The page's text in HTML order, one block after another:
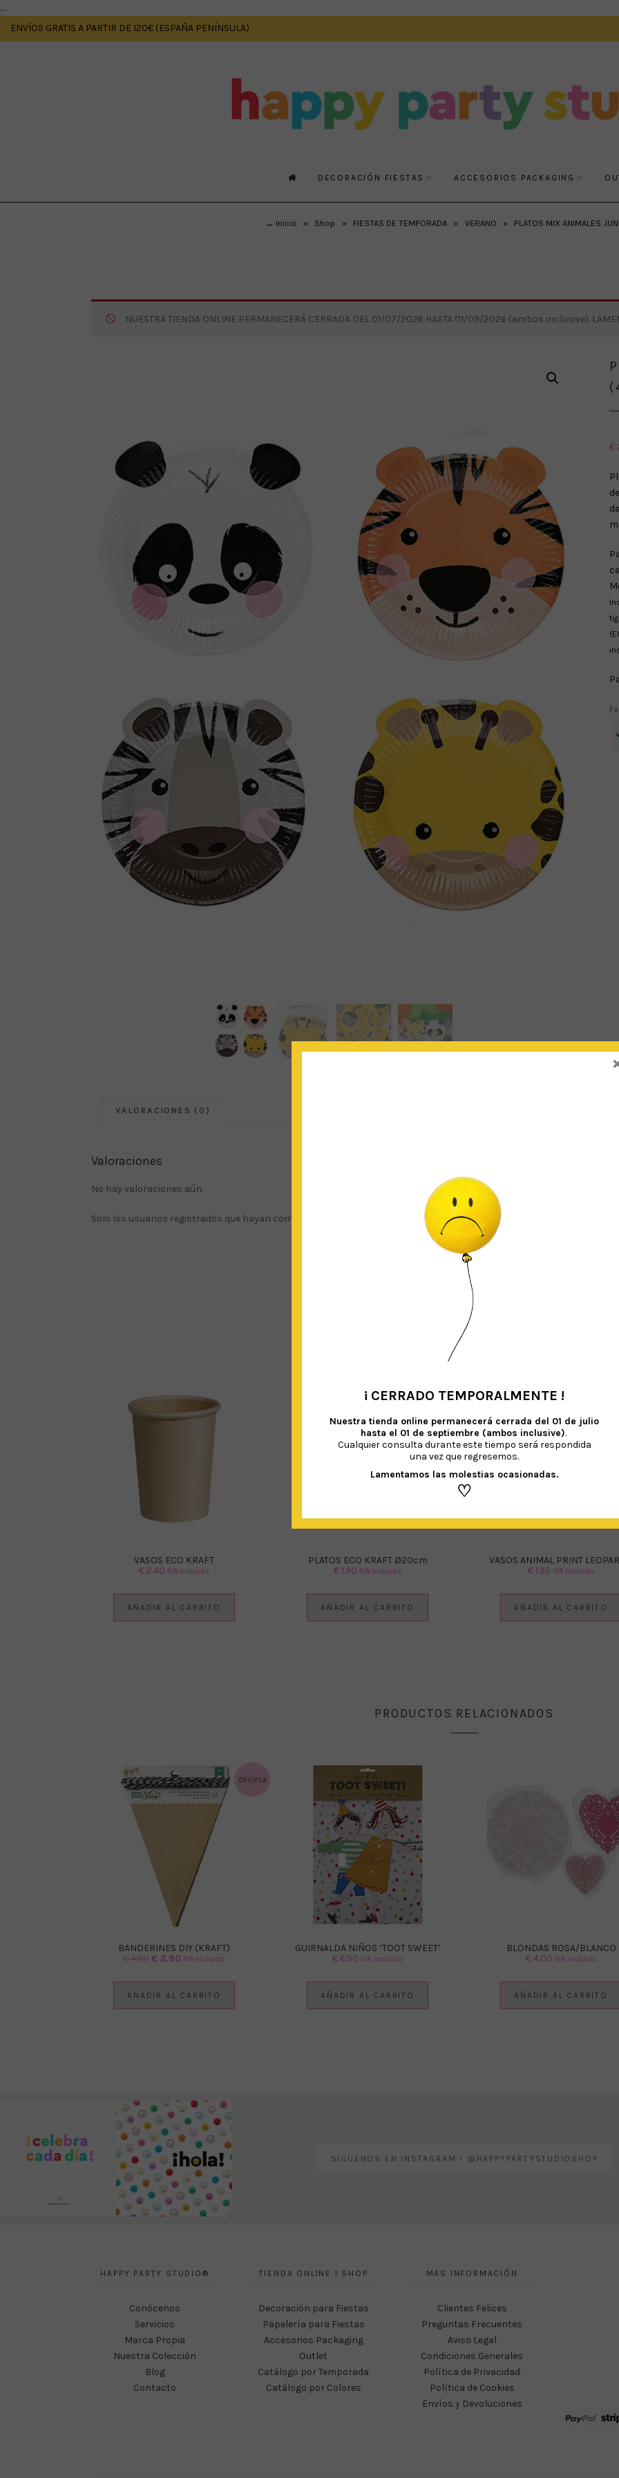
....
ENVÍOS GRATIS A PARTIR DE 120€ (ESPAÑA PENÍNSULA)
DECORACIÓN FIESTAS ACCESORIOS PACKAGING
→ Inicio » Shop » FIESTAS DE TEMPORADA » VERANO » PLATOS MIX ANIMALES
NUESTRA TIENDA ONLINE PERMANECERÁ CERRADA DEL 01/07/2026 HASTA 01/09/2026 (ambos inclusive).
€
VALORACIONES (0)
Valoraciones
No hay valoraciones aún.
Solo los usuarios registrados que hayan comprado este producto pueden hacer una valoración.
TAMBIÉN TE RECOMENDAMOS…
VASOS ECO KRAFT
€ 2.40 IVA Incluido
AÑADIR AL CARRITO
PLATOS ECO KRAFT Ø20cm
€1.90 IVA Incluido
AÑADIR AL CARRITO
VASOS ANIMAL PRINT
€1.95 IVA Incluido
AÑADIR AL CARRITO
PRODUCTOS RELACIONADOS
BANDERINES DIY (KRAFT)
€4.90El
€ 2.90ElIVA Incluido
AÑADIR AL CARRITO
GUIRNALDA NIÑOS ‘TOOT SWEET’
€ 6.90 IVA Incluido
AÑADIR AL CARRITO
BLONDAS ROSA/BLANCO
€4.00 IVA Incluido
AÑADIR AL CARRITO
SÍGUENOS EN INSTAGRAM › @HAPPYPARTYSTUDIOSHOP
HAPPY PARTY STUDIO®
Conócenos
Servicios
Marca Propia
Nuestra Colección
Blog
Contacto
TIENDA ONLINE I SHOP
Decoración para Fiestas
Papelería para Fiestas
Accesorios Packaging
Outlet
Catálogo por Temporada
Catálogo por Colores
MAS INFORMACIÓN
Clientes Felices
Preguntas Frecuentes
Aviso Legal
Condiciones Generales
Política de Privacidad
Política de Cookies
Envíos y Devoluciones
¡ CERRADO TEMPORALMENTE !
Nuestra tienda online permanecerá cerrada del 01 de julio
hasta el 01 de septiembre (ambos inclusive).
Cualquier consulta durante este tiempo será respondida
una vez que regresemos.
Lamentamos las molestias ocasionadas.
♡